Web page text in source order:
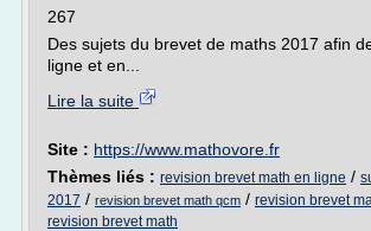
267
Des sujets du brevet de maths 2017 afin
ligne et en...
Lire la suite
Site : https://www.mathovore.fr
Thèmes liés : revision brevet math en ligne /
2017 / revision brevet math qcm / revision brevet
revision brevet math